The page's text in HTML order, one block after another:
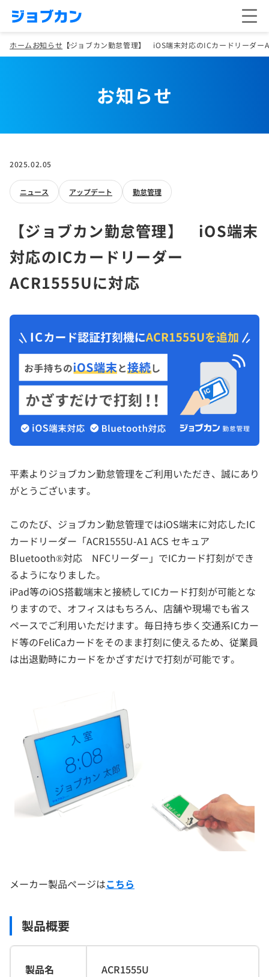
ホームお知らせ 【ジョブカン勤怠管理】 iOS端末対応のICカードリーダー
お知らせ
2025.02.05
ニュース アップデート 勤怠管理
【ジョブカン勤怠管理】 iOS端末
対応のICカードリーダー
ACR1555Uに対応
平素よりジョブカン勤怠管理をご利用いただき、誠にあり
がとうございます。
このたび、ジョブカン勤怠管理ではiOS端末に対応したIC
カードリーダー「ACR1555U-A1 ACS セキュア
Bluetooth®対応 NFCリーダー」でICカード打刻ができ
るようになりました。
iPad等のiOS搭載端末と接続してICカード打刻が可能とな
りますので、オフィスはもちろん、店舗や現場でも省ス
ペースでご利用いただけます。毎日持ち歩く交通系ICカー
ド等のFeliCaカードをそのまま打刻に使えるため、従業員
は出退勤時にカードをかざすだけで打刻が可能です。
メーカー製品ページはこちら
製品概要
製品名 ACR1555U